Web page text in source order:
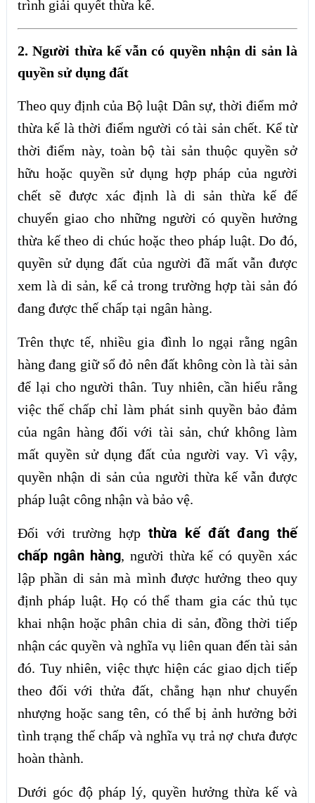
trình giải quyết thừa kế.
2. Người thừa kế vẫn có quyền nhận di sản là
quyền sử dụng đất
Theo quy định của Bộ luật Dân sự, thời điểm mở
thừa kế là thời điểm người có tài sản chết. Kể từ
thời điểm này, toàn bộ tài sản thuộc quyền sở
hữu hoặc quyền sử dụng hợp pháp của người
chết sẽ được xác định là di sản thừa kế để
chuyển giao cho những người có quyền hưởng
thừa kế theo di chúc hoặc theo pháp luật. Do đó,
quyền sử dụng đất của người đã mất vẫn được
xem là di sản, kể cả trong trường hợp tài sản đó
đang được thế chấp tại ngân hàng.
Trên thực tế, nhiều gia đình lo ngại rằng ngân
hàng đang giữ sổ đỏ nên đất không còn là tài sản
để lại cho người thân. Tuy nhiên, cần hiểu rằng
việc thế chấp chỉ làm phát sinh quyền bảo đảm
của ngân hàng đối với tài sản, chứ không làm
mất quyền sử dụng đất của người vay. Vì vậy,
quyền nhận di sản của người thừa kế vẫn được
pháp luật công nhận và bảo vệ.
Đối với trường hợp thừa kế đất đang thế
chấp ngân hàng, người thừa kế có quyền xác
lập phần di sản mà mình được hưởng theo quy
định pháp luật. Họ có thể tham gia các thủ tục
khai nhận hoặc phân chia di sản, đồng thời tiếp
nhận các quyền và nghĩa vụ liên quan đến tài sản
đó. Tuy nhiên, việc thực hiện các giao dịch tiếp
theo đối với thửa đất, chẳng hạn như chuyển
nhượng hoặc sang tên, có thể bị ảnh hưởng bởi
tình trạng thế chấp và nghĩa vụ trả nợ chưa được
hoàn thành.
Dưới góc độ pháp lý, quyền hưởng thừa kế và